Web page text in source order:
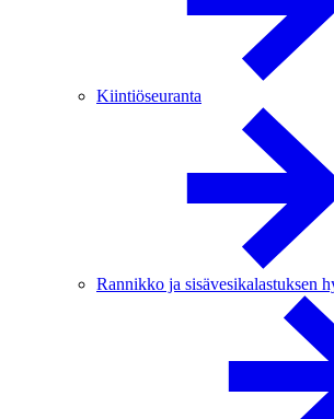
Kiintiöseuranta
Rannikko ja sisävesikalastuksen